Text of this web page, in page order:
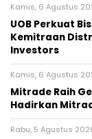
Kamis, 6 Agustus
UOB Perkuat
Kemitraan
Investors
Kamis, 6 Agustus
Mitrade Raih
Hadirkan
Rabu, 5 Agustus